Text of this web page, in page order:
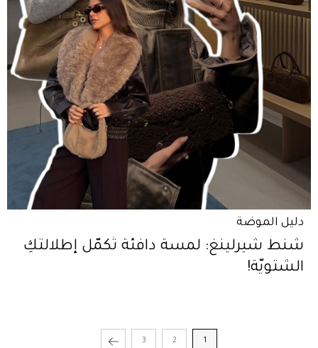
دليل الموضة
شنط شيرلينغ: لمسة دافئة تُكمّل إطلالتكِ
الشتويّة!
1
2
3